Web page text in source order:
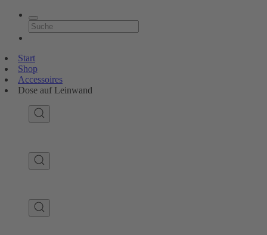
Start
Shop
Accessoires
Dose auf Leinwand